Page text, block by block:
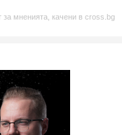
за мненията, качени в cross.bg